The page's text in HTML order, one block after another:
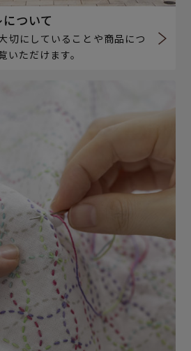
ついて
切にしていることや商品につ
いただけます。